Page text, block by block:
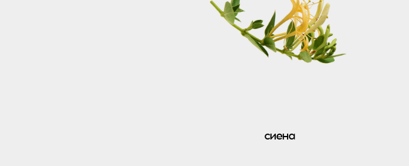
сиена